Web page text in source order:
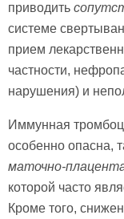
приводить
системе
прием
частности,
нарушения) и
Иммунная
особенно опасна,
маточно-
которой часто
Кроме того,